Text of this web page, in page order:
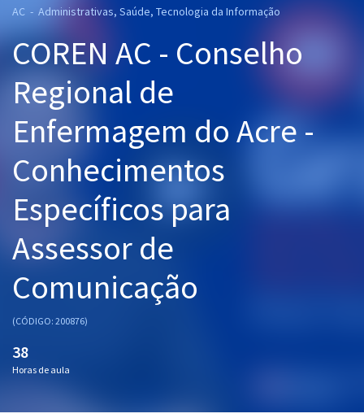
Cursos 20% OFF
Pós
Graduação
OAB
Questões grátis
AC - Administrativas, Saúde, Tecnologia da Informação
COREN AC - Conselho
Regional de
Enfermagem do Acre -
Conhecimentos
Específicos para
Assessor de
Comunicação
(CÓDIGO: 200876)
38
Horas de aula